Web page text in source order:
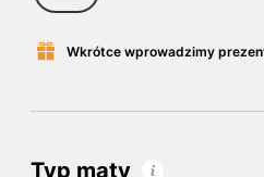
Wkrótce wprowadzimy
Typ maty